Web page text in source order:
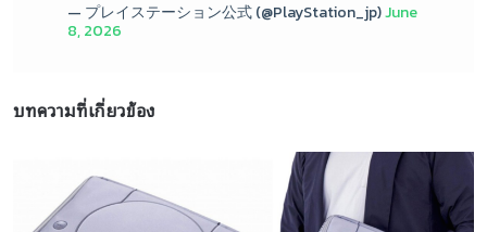
— プレイステーション公式 (@PlayStation_jp)June
8, 2026
บทความที่เกี่ยวข้อง